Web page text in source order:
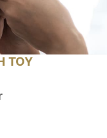
ΤΟΥ